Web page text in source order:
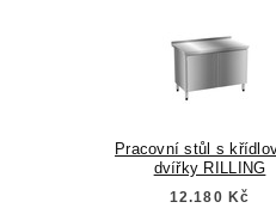
Pracovní stůl s
dvířky RILLING
12.180 Kč